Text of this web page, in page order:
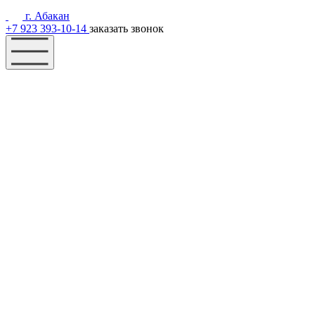
г. Абакан
+7 923 393-10-14 заказать звонок